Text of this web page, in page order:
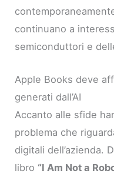
continuano a
semiconduttori e
Apple Books deve
generati dall’AI
Accanto alle sfide
problema che
digitali dell’azienda.
libro “I Am Not a